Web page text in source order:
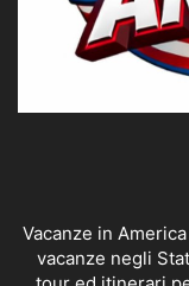
Vacanze in
vacanze negli